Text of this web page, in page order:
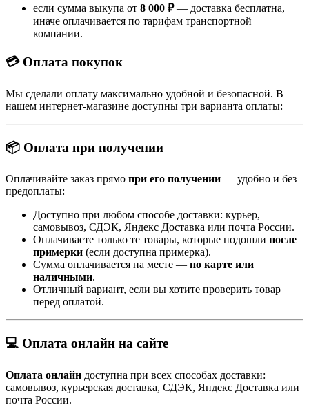
если сумма выкупа от 8 000 ₽— доставка бесплатна,
иначе оплачивается по тарифам транспортной
компании.
💳 Оплата покупок
Мы сделали оплату максимально удобной и безопасной. В
нашем интернет-магазине доступны три варианта оплаты:
📦 Оплата при получении
Оплачивайте заказ прямо при его получении — удобно и без
предоплаты:
Доступно при любом способе доставки: курьер,
самовывоз, СДЭК, Яндекс Доставка или почта России.
Оплачиваете только те товары, которые подошли после
примерки (если доступна примерка).
Сумма оплачивается на месте — по карте или
наличными.
Отличный вариант, если вы хотите проверить товар
перед оплатой.
💻 Оплата онлайн на сайте
Оплата онлайн доступна при всех способах доставки:
самовывоз, курьерская доставка, СДЭК, Яндекс Доставка или
почта России.